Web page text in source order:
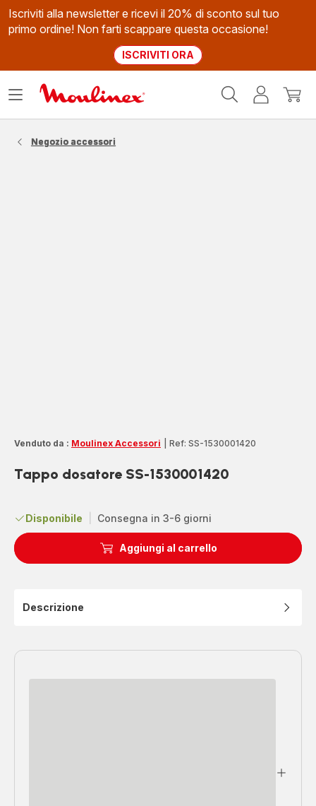
Iscriviti alla newsletter e ricevi il 20% di sconto sul tuo
primo ordine! Non farti scappare questa occasione!
ISCRIVITI ORA
Il
Apri
Negozio accessori
Venduto da : Moulinex Accessori Ref: SS-1530001420
Tappo dosatore SS-1530001420
Disponibile Consegna in 3-6 giorni
Aggiungi al carrello
Descrizione